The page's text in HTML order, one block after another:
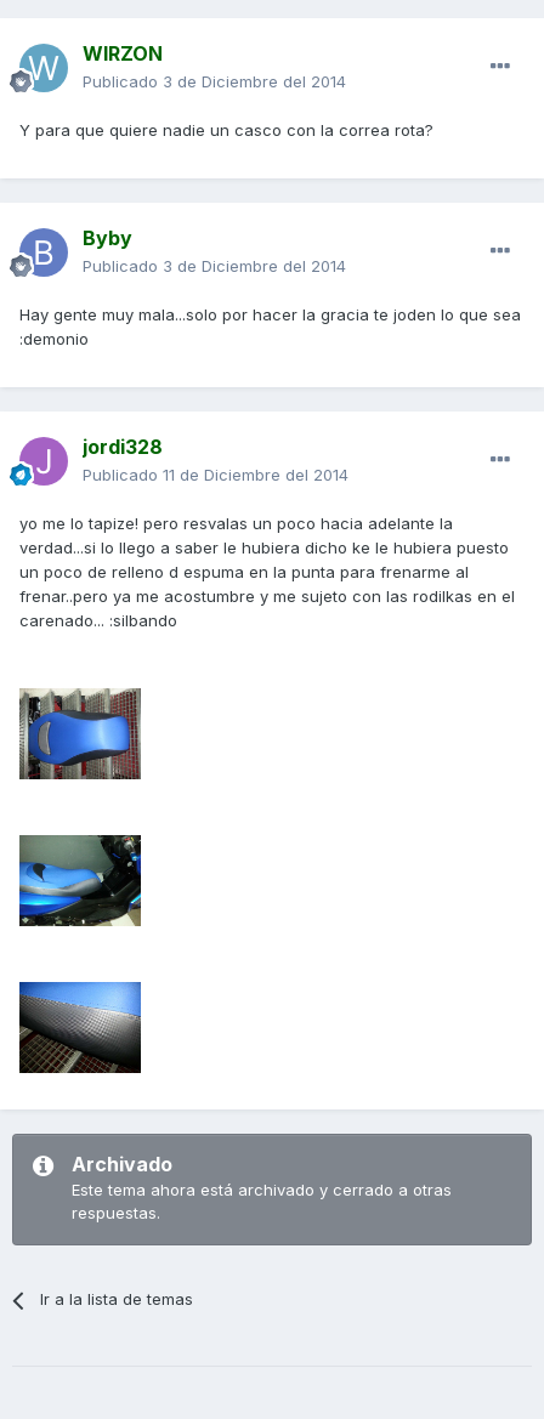
WIRZON
Publicado 3 de Diciembre del 2014
Y para que quiere nadie un casco con la correa rota?
Byby
Publicado 3 de Diciembre del 2014
Hay gente muy mala...solo por hacer la gracia te joden lo que sea
:demonio
jordi328
Publicado 11 de Diciembre del 2014
yo me lo tapize! pero resvalas un poco hacia adelante la
verdad...si lo llego a saber le hubiera dicho ke le hubiera puesto
un poco de relleno d espuma en la punta para frenarme al
frenar..pero ya me acostumbre y me sujeto con las rodilkas en el
carenado... :silbando
Archivado
Este tema ahora está archivado y cerrado a otras
respuestas.
Ir a la lista de temas